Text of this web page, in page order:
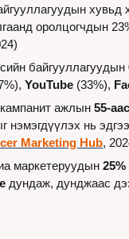
хувьд
оролцогчдын
байгууллагуудын
YouTube (33%),
ажлын 55-
нэмэгдүүлэх нь
Marketing Hub,
маркетеруудын
дундаж, дунджаас